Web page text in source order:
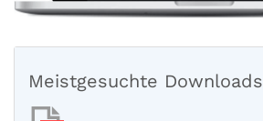
Meistgesuchte Downloads